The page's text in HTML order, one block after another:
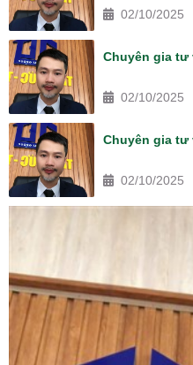
02/10/2025
Chuyên gia tư
02/10/2025
Chuyên gia tư
02/10/2025